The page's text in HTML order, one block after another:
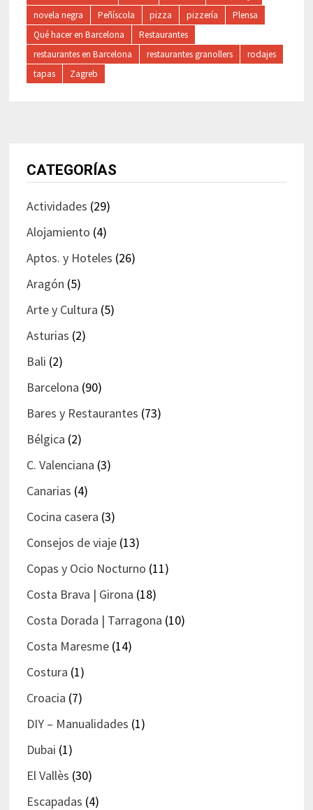
novela negra
Peñíscola pizza pizzería
Plensa
Qué hacer en Barcelona
Restaurantes
restaurantes en Barcelona
restaurantes granollers
rodajes
tapas
Zagreb
CATEGORÍAS
Actividades (29)
Alojamiento (4)
Aptos. y Hoteles (26)
Aragón (5)
Arte y Cultura (5)
Asturias (2)
Bali (2)
Barcelona (90)
Bares y Restaurantes (73)
Bélgica (2)
C. Valenciana (3)
Canarias (4)
Cocina casera (3)
Consejos de viaje(13)
Copas y Ocio Nocturno (11)
Costa Brava | Girona (18)
Costa Dorada | Tarragona (10)
Costa Maresme(14)
Costura (1)
Croacia (7)
DIY – Manualidades (1)
Dubai (1)
El Vallès (30)
Escapadas (4)